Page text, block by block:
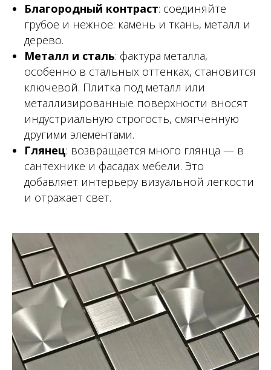
Благородный контраст: соединяйте
грубое и нежное: камень и ткань, металл и
дерево.
Металл и сталь: фактура металла,
особенно в стальных оттенках, становится
ключевой. Плитка под металл или
металлизированные поверхности вносят
индустриальную строгость, смягченную
другими элементами.
Глянец: возвращается много глянца — в
сантехнике и фасадах мебели. Это
добавляет интерьеру визуальной легкости
и отражает свет.